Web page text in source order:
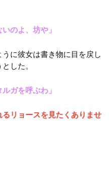
のよ、坊や」
に彼女は書き物に目を戻し
した。
ガを呼ぶわ」
るリョースを見たくありませ